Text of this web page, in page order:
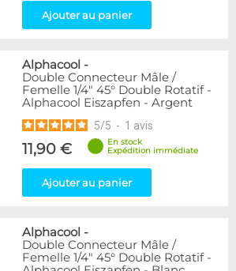
Ajouter au panier
Alphacool -
Double Connecteur Mâle /
Femelle 1/4" 45° Double Rotatif -
Alphacool Eiszapfen - Argent
5/5 - 1 avis
11,90 €
En stock
Expédition immédiate
Ajouter au panier
Alphacool -
Double Connecteur Mâle /
Femelle 1/4" 45° Double Rotatif -